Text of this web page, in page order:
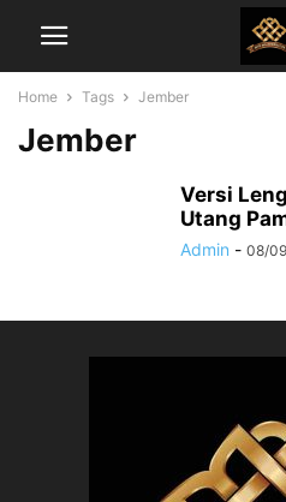
Home Tags Jember
Jember
Versi
Utang
Admin - 08/